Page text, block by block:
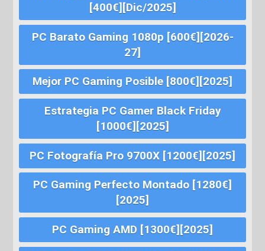
[400€][Dic/2025]
PC Barato Gaming 1080p [600€][2026-
27]
Mejor PC Gaming Posible [800€][2025]
Estrategia PC Gamer Black Friday
[1000€][2025]
PC Fotografía Pro 9700X [1200€][2025]
PC Gaming Perfecto Montado [1280€]
[2025]
PC Gaming AMD [1300€][2025]